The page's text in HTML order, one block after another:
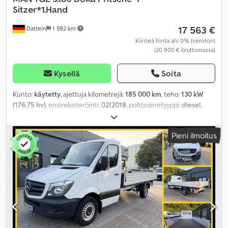
Datteln 1 592 km
Sitzer*1.Hand
17 563 €
Kiinteä hinta alv 0% (veroton)
(20 900 € bruttomassa)
Kysellä Soita
Kunto: käytetty, ajettuja kilometrejä:185 000 km, teho:130 kW
(176,75 hv), ensirekisteröinti:02/2018, polttoainetyyppi:diesel,
vihreä
mekaaninen, päästöluokka:Euro 6, istuimien määrä:7, kuormatilan
pituus:2 800 mm, Varusteet:ABS, ilmastointi, keskuslukitus,
noesuodatin
Pieni ilmoitus